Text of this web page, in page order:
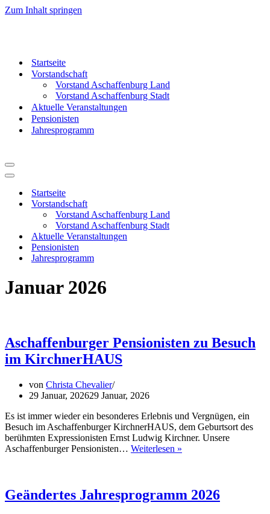
Zum Inhalt springen
Startseite
Vorstandschaft
Vorstand Aschaffenburg Land
Vorstand Aschaffenburg Stadt
Aktuelle Veranstaltungen
Pensionisten
Jahresprogramm
Navigationsmenü
Navigationsmenü
Startseite
Vorstandschaft
Vorstand Aschaffenburg Land
Vorstand Aschaffenburg Stadt
Aktuelle Veranstaltungen
Pensionisten
Jahresprogramm
Januar 2026
Aschaffenburger Pensionisten zu Besuch
im KirchnerHAUS
von Christa Chevalier
29 Januar, 202629 Januar, 2026
Es ist immer wieder ein besonderes Erlebnis und Vergnügen, ein
Besuch im Aschaffenburger KirchnerHAUS, dem Geburtsort des
berühmten Expressionisten Ernst Ludwig Kirchner. Unsere
Aschaffenburger Pensionisten… Weiterlesen »
im
KirchnerHAUS
Geändertes Jahresprogramm 2026